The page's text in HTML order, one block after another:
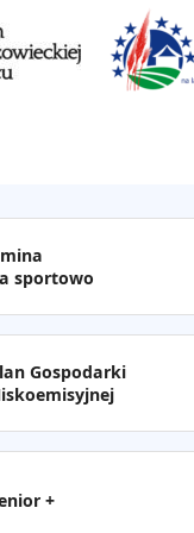
sportowo
Gospodarki
+